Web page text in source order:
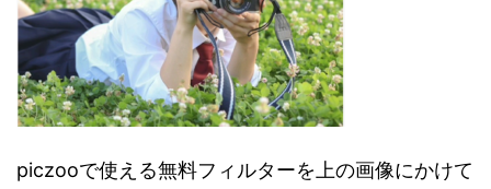
piczooで使える無料フィルターを上の画像にかけて